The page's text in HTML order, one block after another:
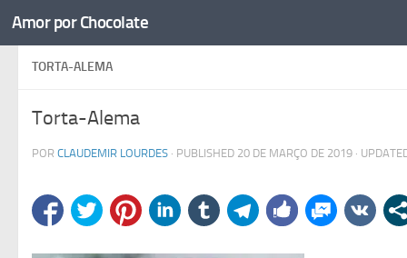
Skip to content
Amor por Chocolate
TORTA-ALEMA
Torta-Alema
POR CLAUDEMIR LOURDES · PUBLISHED 20 DE MARÇO DE 2019 ·